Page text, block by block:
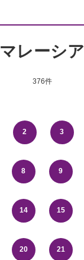
マレーシア
376件
2 3
8 9
14 15
20 21